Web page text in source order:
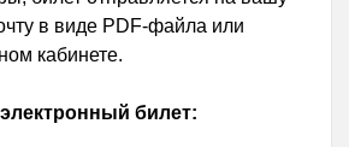
в виде PDF-файла или
кабинете.
билет: